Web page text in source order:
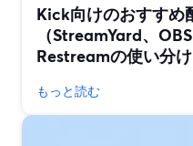
Kick向けのおすすめ
（StreamYard、
Restreamの使い分け
もっと読む